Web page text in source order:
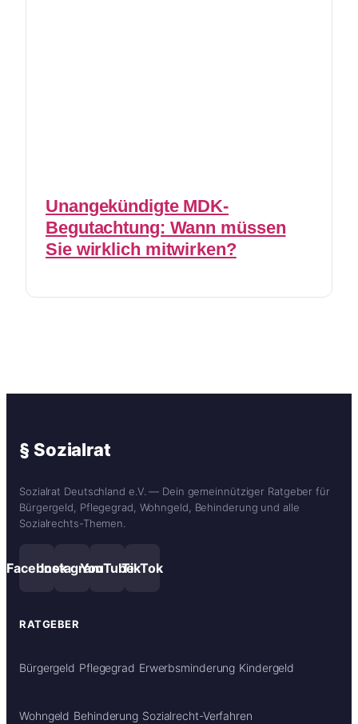
Unangekündigte MDK-
Begutachtung: Wann müssen
Sie wirklich mitwirken?
§ Sozialrat
Sozialrat Deutschland e.V. — Dein gemeinnütziger Ratgeber für
Bürgergeld, Pflegegrad, Wohngeld, Behinderung und alle
Sozialrechts-Themen.
FacebookInstagramYouTubeTikTok
RATGEBER
Bürgergeld Pflegegrad Erwerbsminderung Kindergeld
Wohngeld Behinderung Sozialrecht-Verfahren